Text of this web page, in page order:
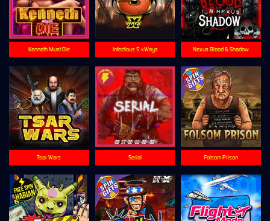
Nexus Blood & Shadow
Tsar Wars
Kenneth Must Die
Folsom Prison
Serial
Infectious 5 xWays